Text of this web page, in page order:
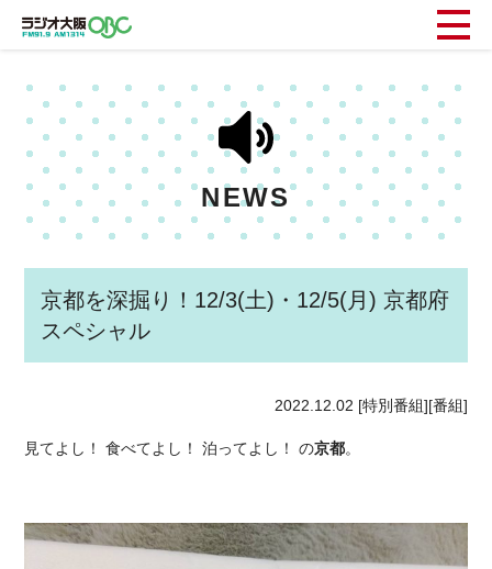
NEWS
京都を深掘り！12/3(土)・12/5(月) 京都府
スペシャル
2022.12.02 [特別番組][番組]
見てよし！ 食べてよし！ 泊ってよし！ の京都。